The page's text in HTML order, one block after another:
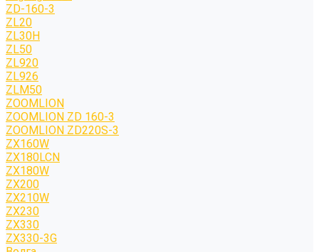
ZD-160-3
ZL20
ZL30H
ZL50
ZL920
ZL926
ZLM50
ZOOMLION
ZOOMLION ZD 160-3
ZOOMLION ZD220S-3
ZX160W
ZX180LCN
ZX180W
ZX200
ZX210W
ZX230
ZX330
ZX330-3G